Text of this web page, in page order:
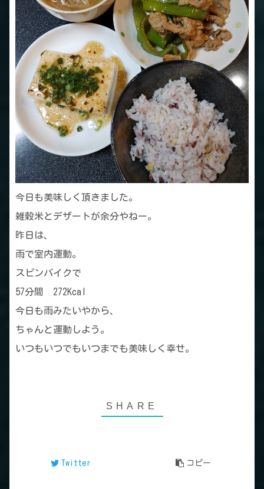
今日も美味しく頂きました。
雑穀米とデザートが余分やねー。
昨日は、
雨で室内運動。
スピンバイクで
57分間 272Kcal
今日も雨みたいやから、
ちゃんと運動しよう。
いつもいつでもいつまでも美味しく幸せ。
Twitter コピー